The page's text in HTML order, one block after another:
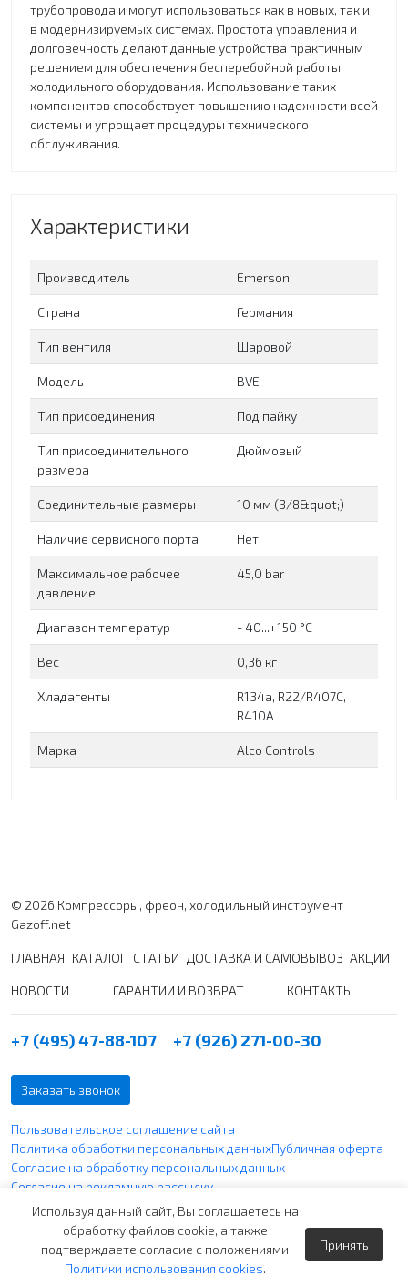
трубопровода и могут использоваться как в новых, так и
в модернизируемых системах. Простота управления и
долговечность делают данные устройства практичным
решением для обеспечения бесперебойной работы
холодильного оборудования. Использование таких
компонентов способствует повышению надежности всей
системы и упрощает процедуры технического
обслуживания.
Характеристики
Производитель Emerson
Страна Германия
Тип вентиля Шаровой
Модель BVE
Тип присоединения Под пайку
Тип присоединительного
размера
Дюймовый
Соединительные размеры 10 мм (3/8&quot;)
Наличие сервисного порта Нет
Максимальное рабочее
давление
45,0 bar
Диапазон температур - 40...+150 °C
Вес 0,36 кг
Хладагенты
R134a, R22/R407C,
R410A
Марка Alco Controls
© 2026 Компрессоры, фреон, холодильный инструмент
Gazoff.net
ГЛАВНАЯ КАТАЛОГ СТАТЬИ ДОСТАВКА И САМОВЫВОЗ АКЦИИ
НОВОСТИ ГАРАНТИИ И ВОЗВРАТ КОНТАКТЫ
+7 (495) 47-88-107 +7 (926) 271-00-30
Заказать звонок
Пользовательское соглашение сайта
Политика обработки персональных данныхПубличная оферта
Согласие на обработку персональных данных
Согласие на рекламную рассылку
Политика использования файлов cookie
Вся указанная информация по ценам не является публичной
офертой согласно ст. 437 п. 2 ГК РФ и носит чисто
Используя данный сайт, Вы соглашаетесь на
обработку файлов cookie, а также
подтверждаете согласие с положениями
Политики использования cookies.
Принять